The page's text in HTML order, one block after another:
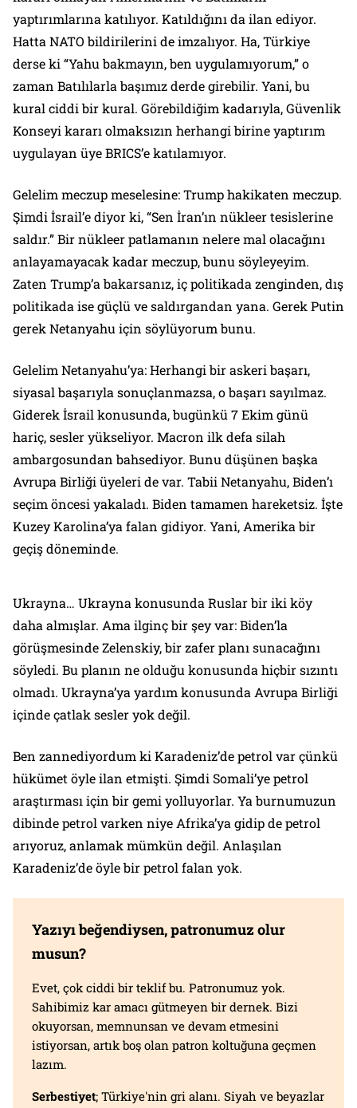
yaptırımlarına katılıyor. Katıldığını da ilan ediyor.
Hatta NATO bildirilerini de imzalıyor. Ha, Türkiye
derse ki “Yahu bakmayın, ben uygulamıyorum,” o
zaman Batılılarla başımız derde girebilir. Yani, bu
kural ciddi bir kural. Görebildiğim kadarıyla, Güvenlik
Konseyi kararı olmaksızın herhangi birine yaptırım
uygulayan üye BRICS’e katılamıyor.
Gelelim meczup meselesine: Trump hakikaten meczup.
Şimdi İsrail’e diyor ki, “Sen İran’ın nükleer tesislerine
saldır.” Bir nükleer patlamanın nelere mal olacağını
anlayamayacak kadar meczup, bunu söyleyeyim.
Zaten Trump’a bakarsanız, iç politikada zenginden, dış
politikada ise güçlü ve saldırgandan yana. Gerek Putin
gerek Netanyahu için söylüyorum bunu.
Gelelim Netanyahu’ya: Herhangi bir askeri başarı,
siyasal başarıyla sonuçlanmazsa, o başarı sayılmaz.
Giderek İsrail konusunda, bugünkü 7 Ekim günü
hariç, sesler yükseliyor. Macron ilk defa silah
ambargosundan bahsediyor. Bunu düşünen başka
Avrupa Birliği üyeleri de var. Tabii Netanyahu, Biden’ı
seçim öncesi yakaladı. Biden tamamen hareketsiz. İşte
Kuzey Karolina’ya falan gidiyor. Yani, Amerika bir
geçiş döneminde.
Ukrayna… Ukrayna konusunda Ruslar bir iki köy
daha almışlar. Ama ilginç bir şey var: Biden’la
görüşmesinde Zelenskiy, bir zafer planı sunacağını
söyledi. Bu planın ne olduğu konusunda hiçbir sızıntı
olmadı. Ukrayna’ya yardım konusunda Avrupa Birliği
içinde çatlak sesler yok değil.
Ben zannediyordum ki Karadeniz’de petrol var çünkü
hükümet öyle ilan etmişti. Şimdi Somali’ye petrol
araştırması için bir gemi yolluyorlar. Ya burnumuzun
dibinde petrol varken niye Afrika’ya gidip de petrol
arıyoruz, anlamak mümkün değil. Anlaşılan
Karadeniz’de öyle bir petrol falan yok.
Yazıyı beğendiysen, patronumuz olur
musun?
Evet, çok ciddi bir teklif bu. Patronumuz yok.
Sahibimiz kar amacı gütmeyen bir dernek. Bizi
okuyorsan, memnunsan ve devam etmesini
istiyorsan, artık boş olan patron koltuğuna geçmen
lazım.
Serbestiyet; Türkiye'nin gri alanı. Siyah ve beyazlar